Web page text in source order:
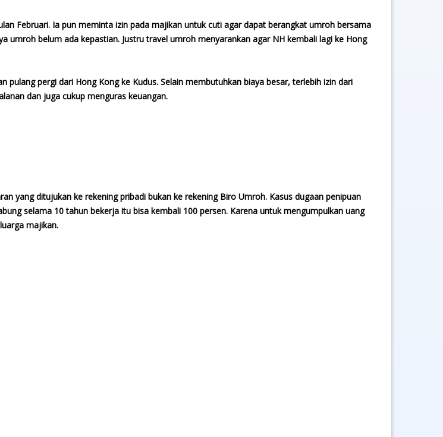
Februari. Ia pun meminta izin pada majikan untuk cuti agar dapat berangkat umroh bersama
umroh belum ada kepastian. Justru travel umroh menyarankan agar NH kembali lagi ke Hong
pergi dari Hong Kong ke Kudus. Selain membutuhkan biaya besar, terlebih izin dari
dan juga cukup menguras keuangan.
yang ditujukan ke rekening pribadi bukan ke rekening Biro Umroh. Kasus dugaan penipuan
selama 10 tahun bekerja itu bisa kembali 100 persen. Karena untuk mengumpulkan uang
majikan.